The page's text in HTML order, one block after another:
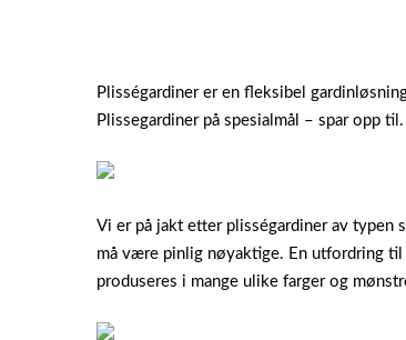
Plisségardiner er en fleksibel
Plissegardiner på spesialmål – spar opp
Vi er på jakt etter plisségardiner av typen
må være pinlig nøyaktige. En utfordring til
produseres i mange ulike farger og